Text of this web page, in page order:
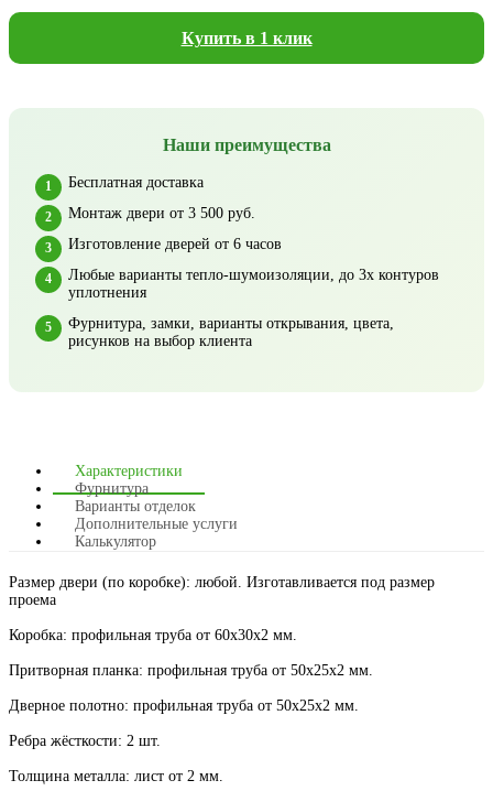
Купить в 1 клик
Наши преимущества
Бесплатная доставка
Монтаж двери от 3 500 руб.
Изготовление дверей от 6 часов
Любые варианты тепло-шумоизоляции, до 3х контуров
уплотнения
Фурнитура, замки, варианты открывания, цвета,
рисунков на выбор клиента
Характеристики
Фурнитура
Варианты отделок
Дополнительные услуги
Калькулятор
Размер двери (по коробке): любой. Изготавливается под размер
проема
Коробка: профильная труба от 60х30х2 мм.
Притворная планка: профильная труба от 50х25х2 мм.
Дверное полотно: профильная труба от 50х25х2 мм.
Ребра жёсткости: 2 шт.
Толщина металла: лист от 2 мм.